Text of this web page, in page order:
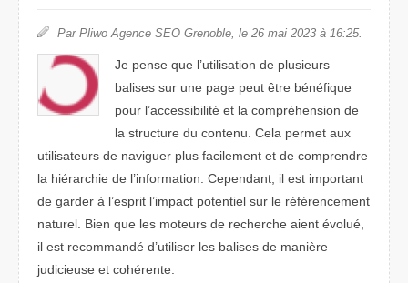
Par Pliwo Agence SEO Grenoble, le 26 mai 2023 à 16:25.
Je pense que l’utilisation de plusieurs
balises sur une page peut être bénéfique
pour l’accessibilité et la compréhension de
la structure du contenu. Cela permet aux
utilisateurs de naviguer plus facilement et de comprendre
la hiérarchie de l’information. Cependant, il est important
de garder à l’esprit l’impact potentiel sur le référencement
naturel. Bien que les moteurs de recherche aient évolué,
il est recommandé d’utiliser les balises de manière
judicieuse et cohérente.